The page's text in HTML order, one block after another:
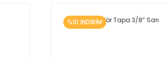
%10 İNDİRİM